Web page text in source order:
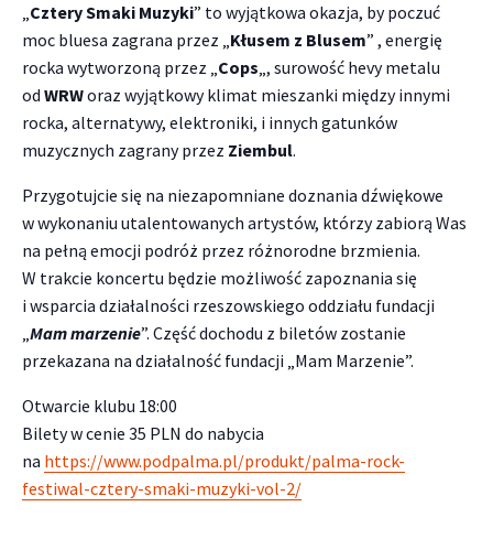
„Cztery Smaki Muzyki” to wyjątkowa okazja, by poczuć
moc bluesa zagrana przez „Kłusem z Blusem” , energię
rocka wytworzoną przez „Cops„, surowość hevy metalu
od WRWoraz wyjątkowy klimat mieszanki między innymi
rocka, alternatywy, elektroniki, i innych gatunków
muzycznych zagrany przez Ziembul.
Przygotujcie się na niezapomniane doznania dźwiękowe
w wykonaniu utalentowanych artystów, którzy zabiorą Was
na pełną emocji podróż przez różnorodne brzmienia.
W trakcie koncertu będzie możliwość zapoznania się
i wsparcia działalności rzeszowskiego oddziału fundacji
„Mam marzenie”. Część dochodu z biletów zostanie
przekazana na działalność fundacji „Mam Marzenie”.
Otwarcie klubu 18:00
Bilety w cenie 35 PLN do nabycia
na https://www.podpalma.pl/produkt/palma-rock-
festiwal-cztery-smaki-muzyki-vol-2/